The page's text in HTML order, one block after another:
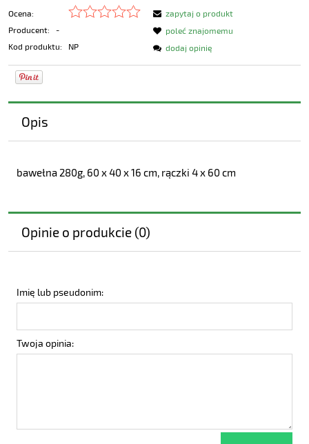
Ocena:
Producent:
-
Kod produktu:
NP
zapytaj o produkt
poleć znajomemu
dodaj opinię
Opis
bawełna 280g, 60 x 40 x 16 cm, rączki 4 x 60 cm
Opinie o produkcie (0)
Imię lub pseudonim:
Twoja opinia: